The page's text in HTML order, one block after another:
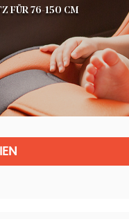
FÜR 76-150 CM